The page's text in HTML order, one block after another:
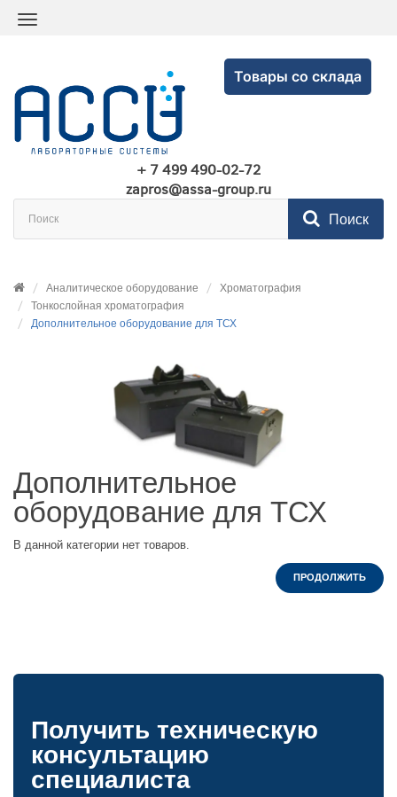
Товары со склада
+ 7 499 490-02-72
zapros@assa-group.ru
Поиск
Аналитическое оборудование
Хроматография
Тонкослойная хроматография
Дополнительное оборудование для ТСХ
Дополнительное
оборудование для ТСХ
В данной категории нет товаров.
ПРОДОЛЖИТЬ
Получить техническую
консультацию
специалиста